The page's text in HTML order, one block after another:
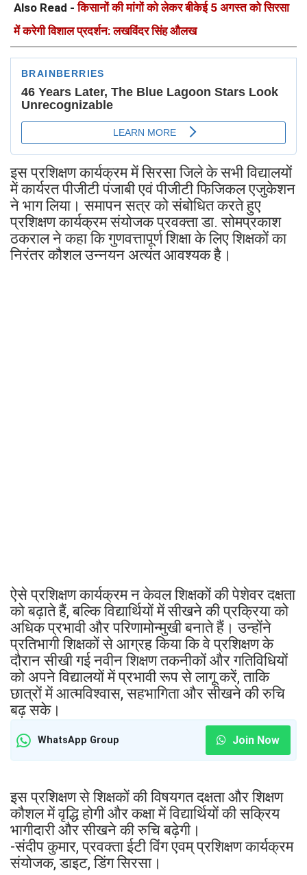
Also Read -किसानों की मांगों को लेकर बीकेई 5 अगस्त को सिरसा
में करेगी विशाल प्रदर्शन: लखविंदर सिंह औलख
इस प्रशिक्षण कार्यक्रम में सिरसा जिले के सभी विद्यालयों
में कार्यरत पीजीटी पंजाबी एवं पीजीटी फिजिकल एजुकेशन
ने भाग लिया। समापन सत्र को संबोधित करते हुए
प्रशिक्षण कार्यक्रम संयोजक प्रवक्ता डा. सोमप्रकाश
ठकराल ने कहा कि गुणवत्तापूर्ण शिक्षा के लिए शिक्षकों का
निरंतर कौशल उन्नयन अत्यंत आवश्यक है।
ऐसे प्रशिक्षण कार्यक्रम न केवल शिक्षकों की पेशेवर दक्षता
को बढ़ाते हैं, बल्कि विद्यार्थियों में सीखने की प्रक्रिया को
अधिक प्रभावी और परिणामोन्मुखी बनाते हैं। उन्होंने
प्रतिभागी शिक्षकों से आग्रह किया कि वे प्रशिक्षण के
दौरान सीखी गई नवीन शिक्षण तकनीकों और गतिविधियों
को अपने विद्यालयों में प्रभावी रूप से लागू करें, ताकि
छात्रों में आत्मविश्वास, सहभागिता और सीखने की रुचि
बढ़ सके।
WhatsApp Group Join Now
इस प्रशिक्षण से शिक्षकों की विषयगत दक्षता और शिक्षण
कौशल में वृद्धि होगी और कक्षा में विद्यार्थियों की सक्रिय
भागीदारी और सीखने की रुचि बढ़ेगी।
-संदीप कुमार, प्रवक्ता ईटी विंग एवम् प्रशिक्षण कार्यक्रम
संयोजक, डाइट, डिंग सिरसा।